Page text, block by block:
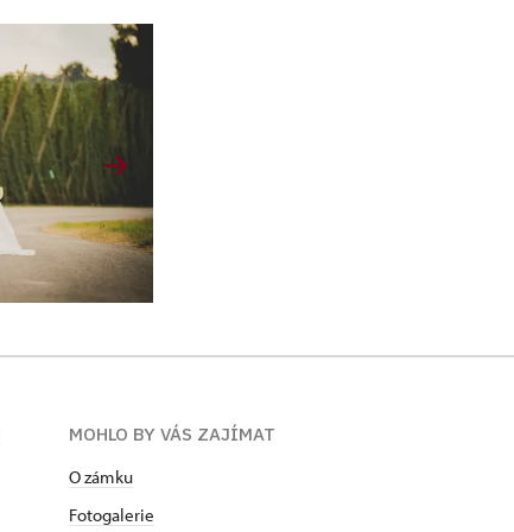
MOHLO BY VÁS ZAJÍMAT
O zámku
Fotogalerie